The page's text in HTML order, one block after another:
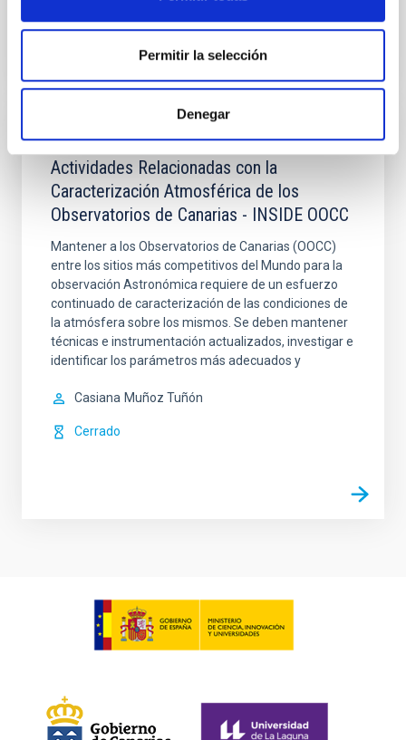
Permitir la selección
Denegar
Actualización y Mejora Sustancial de
Actividades Relacionadas con la
Caracterización Atmosférica de los
Observatorios de Canarias - INSIDE OOCC
Mantener a los Observatorios de Canarias (OOCC)
entre los sitios más competitivos del Mundo para la
observación Astronómica requiere de un esfuerzo
continuado de caracterización de las condiciones de
la atmósfera sobre los mismos. Se deben mantener
técnicas e instrumentación actualizados, investigar e
identificar los parámetros más adecuados y
Casiana Muñoz Tuñón
Cerrado